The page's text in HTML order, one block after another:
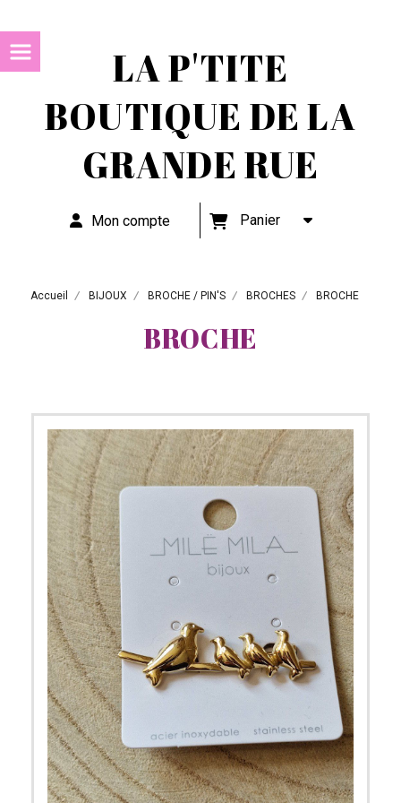
LA P'TITE
BOUTIQUE DE LA
GRANDE RUE
Mon compte Panier
Accueil BIJOUX BROCHE / PIN'S BROCHES BROCHE
BROCHE